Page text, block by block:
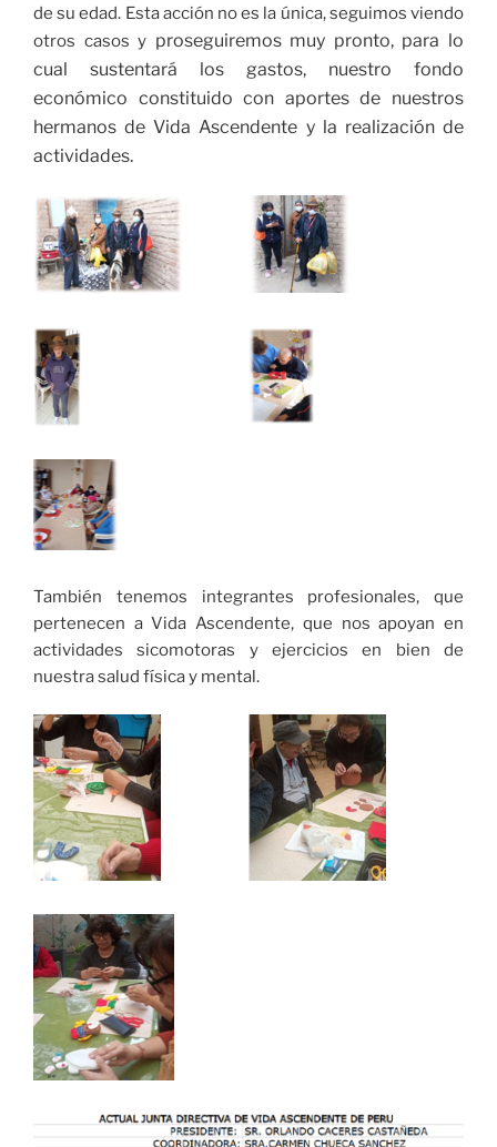
de su edad. Esta acción no es la única, seguimos viendo
otros casos y proseguiremos muy pronto, para lo
cual sustentará los gastos, nuestro fondo
económico constituido con aportes de nuestros
hermanos de Vida Ascendente y la realización de
actividades.
También tenemos integrantes profesionales, que
pertenecen a Vida Ascendente, que nos apoyan en
actividades sicomotoras y ejercicios en bien de
nuestra salud física y mental.